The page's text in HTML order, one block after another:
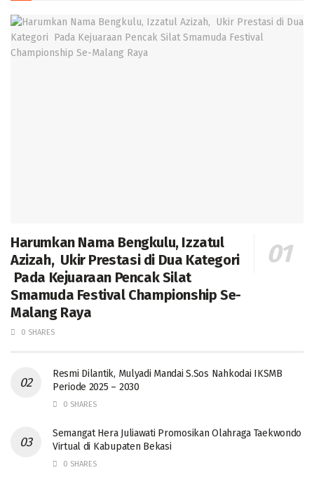
Harumkan Nama Bengkulu, Izzatul
Azizah, Ukir Prestasi di Dua Kategori
Pada Kejuaraan Pencak Silat
Smamuda Festival Championship Se-
Malang Raya
0 SHARES
Resmi Dilantik, Mulyadi Mandai S.Sos Nahkodai IKSMB
Periode 2025 – 2030
0 SHARES
Semangat Hera Juliawati Promosikan Olahraga Taekwondo
Virtual di Kabupaten Bekasi
0 SHARES